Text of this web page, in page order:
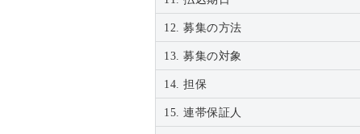
12. 募集の方法
13. 募集の対象
14. 担保
15. 連帯保証人